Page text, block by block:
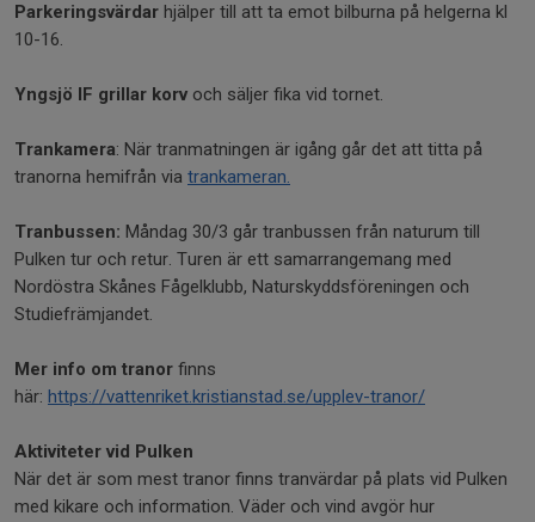
Parkeringsvärdar hjälper till att ta emot bilburna på helgerna kl
10-16.
Yngsjö IF grillar korv och säljer fika vid tornet.
Trankamera: När tranmatningen är igång går det att titta på
tranorna hemifrån via trankameran.
Tranbussen: Måndag 30/3 går tranbussen från naturum till
Pulken tur och retur. Turen är ett samarrangemang med
Nordöstra Skånes Fågelklubb, Naturskyddsföreningen och
Studiefrämjandet.
Mer info om tranor finns
här: https://vattenriket.kristianstad.se/upplev-tranor/
Aktiviteter vid Pulken
När det är som mest tranor finns tranvärdar på plats vid Pulken
med kikare och information. Väder och vind avgör hur